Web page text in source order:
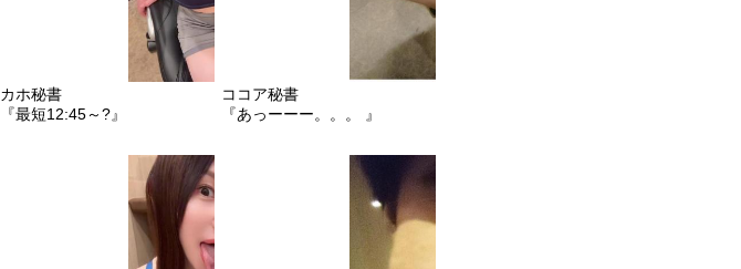
カホ秘書
『最短12:45～?』
ココア秘書
『あっーーー。。。 』